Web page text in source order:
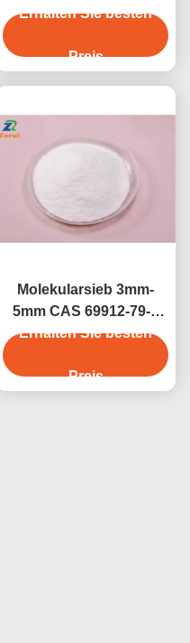
Aluminiumoxyd
pulverisieren CAS 1344-
28-1
Erhalten Sie besten
Preis
Molekularsieb 3mm-
5mm CAS 69912-79-4
des Zeolith-3A 4A 5A
Erhalten Sie besten
Preis